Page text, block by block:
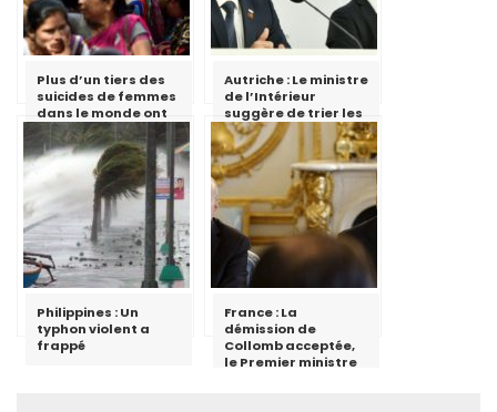
Plus d’un tiers des
suicides de femmes
dans le monde ont
lieu en Inde
Autriche : Le ministre
de l’Intérieur
suggère de trier les
migrants en mer
Philippines : Un
typhon violent a
frappé
France : La
démission de
Collomb acceptée,
le Premier ministre